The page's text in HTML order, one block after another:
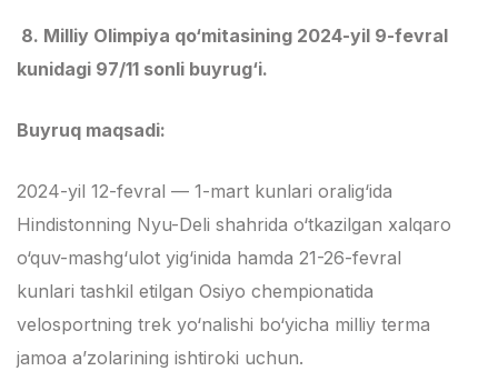
8. Milliy Olimpiya qo‘mitasining 2024-yil 9-fevral
kunidagi 97/11 sonli buyrug‘i.
Buyruq maqsadi:
2024-yil 12-fevral — 1-mart kunlari oralig‘ida
Hindistonning Nyu-Deli shahrida o‘tkazilgan xalqaro
o‘quv-mashg‘ulot yig‘inida hamda 21-26-fevral
kunlari tashkil etilgan Osiyo chempionatida
velosportning trek yo‘nalishi bo‘yicha milliy terma
jamoa a’zolarining ishtiroki uchun.